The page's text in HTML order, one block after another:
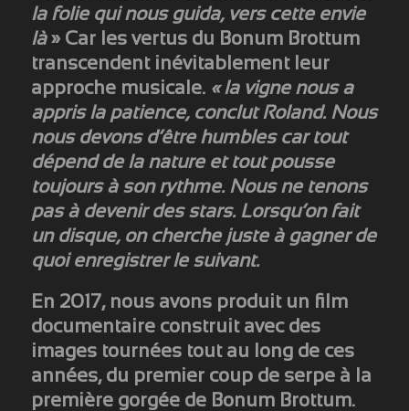
la folie qui nous guida, vers cette envie
là» Car les vertus du Bonum Brottum
transcendent inévitablement leur
approche musicale. « la vigne nous a
appris la patience, conclut Roland. Nous
nous devons d’être humbles car tout
dépend de la nature et tout pousse
toujours à son rythme. Nous ne tenons
pas à devenir des stars. Lorsqu’on fait
un disque, on cherche juste à gagner de
quoi enregistrer le suivant.
En 2017, nous avons produit un film
documentaire construit avec des
images tournées tout au long de ces
années, du premier coup de serpe à la
première gorgée de Bonum Brottum.